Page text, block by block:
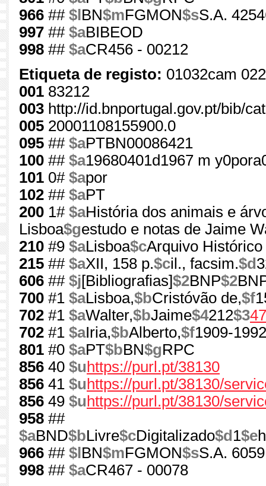
966 ## $l BN$mFGMON$sS.A.
997 ## $aBIBEOD
998 ## $aCR456 - 00212
Etiqueta de registo: 01032cam
001 83212
003 http://id.bnportugal.gov.pt/bib/
005 20001108155900.0
095 ## $aPTBN00086421
100 ## $a19680401d1967 m
101 0# $apor
102 ## $aPT
200 1# $aHistória dos animais e
Lisboa$gestudo e notas de Jaime
210 #9 $aLisboa$cArquivo
215 ## $aXII, 158 p.$cil., facsim.$d
606 ## $j[Bibliografias]$2BNP$2
700 #1 $aLisboa,$bCristóvão de,$f
702 #1 $aWalter,$bJaime$4212$3
702 #1 $aIria,$bAlberto,$f1909-1992
801 #0 $aPT$bBN$gRPC
856 40 $u https://purl.pt/38130
856 41 $u https://purl.pt/38130/
856 49 $u https://purl.pt/38130/
958 ##
$aBND$bLivre$cDigitalizado$d 1$e
966 ## $l BN$mFGMON$sS.A.
998 ## $aCR467 - 00078